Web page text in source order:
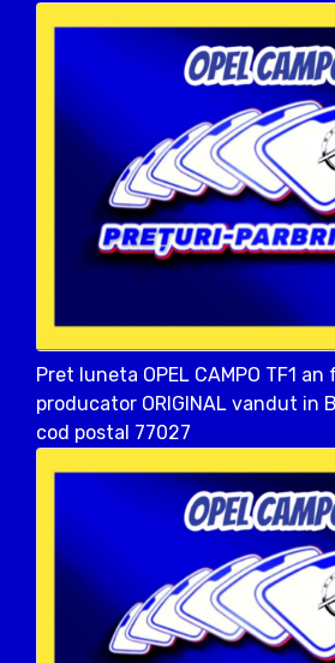
Pret luneta OPEL CAMPO TF1
producator ORIGINAL vandut in
cod postal 77027